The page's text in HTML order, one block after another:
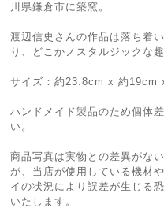
川県鎌倉市に築窯。
渡辺信史さんの作品は落ち着
り、どこかノスタルジックな
サイズ：約23.8cm x 約19cm
ハンドメイド製品のため個体
い。
商品写真は実物との差異がな
が、当店が使用している機材
イの状況により誤差が生じる
いたします。